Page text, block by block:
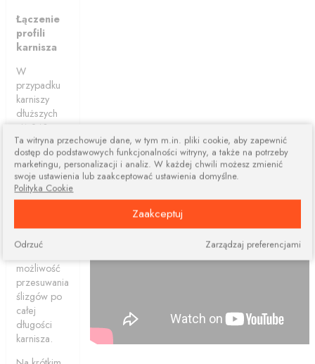
Łączenie
profili
karnisza
W
przypadku
karniszy
dłuższych
niż 240cm
karnisze są
łączone z
dwóch lub
więcej
elementów.
profile
ciągle dają
możliwość
przesuwania
ślizgów po
całej
długości
karnisza.
Ta witryna przechowuje dane, w tym m.in. pliki cookie, aby zapewnić
dostęp do podstawowych funkcjonalności witryny, a także na potrzeby
marketingu, personalizacji i analiz. W każdej chwili możesz zmienić
swoje ustawienia lub zaakceptować ustawienia domyślne.
Polityka Cookie
Zaakceptuj
Zarządzaj preferencjami
Odrzuć